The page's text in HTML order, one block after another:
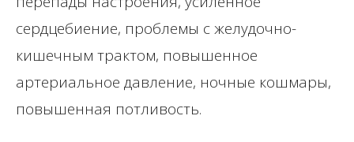
сердцебиение, проблемы с желудочно-
кишечным трактом, повышенное
артериальное давление, ночные кошмары,
повышенная потливость.